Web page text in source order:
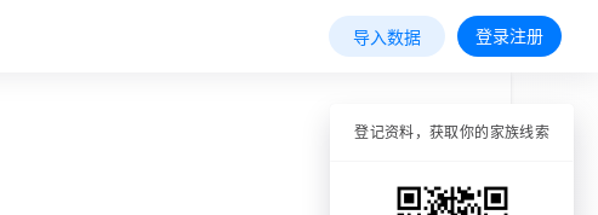
导入数据 登录注册
登记资料，获取你的家族线索